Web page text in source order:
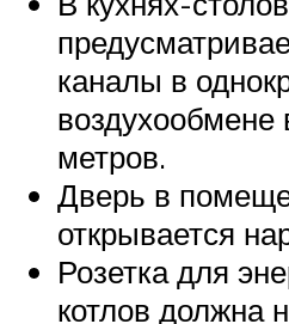
каналы в
воздухообмене
метров.
Дверь в
открывается
Розетка для
котлов должна